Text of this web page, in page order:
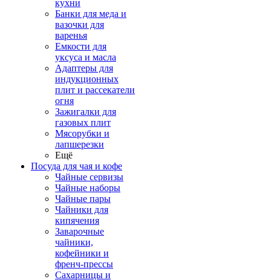
кухни
Банки для меда и
вазочки для
варенья
Емкости для
уксуса и масла
Адаптеры для
индукционных
плит и рассекатели
огня
Зажигалки для
газовых плит
Мясорубки и
лапшерезки
Ещё
Посуда для чая и кофе
Чайные сервизы
Чайные наборы
Чайные пары
Чайники для
кипячения
Заварочные
чайники,
кофейники и
френч-прессы
Сахарницы и